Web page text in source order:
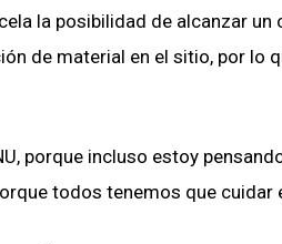
la posibilidad de alcanzar
de material en el sitio, por lo
porque incluso estoy
todos tenemos que cuidar